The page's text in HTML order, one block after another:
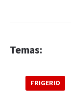
Temas:
FRIGERIO